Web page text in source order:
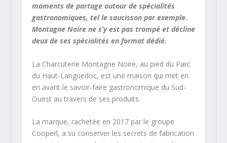
moments de partage autour de spécialités
gastronomiques, tel le saucisson par exemple.
Montagne Noire ne s’y est pas trompé et décline
deux de ses spécialités en format dédié.
La Charcuterie Montagne Noire, au pied du Parc
du Haut-Languedoc, est une maison qui met en
en avant le savoir-faire gastronomique du Sud-
Ouest au travers de ses produits.
La marque, rachetée en 2017 par le groupe
Cooperl, a su conserver les secrets de fabrication